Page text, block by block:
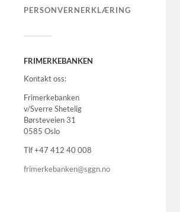
PERSONVERNERKLÆRING
FRIMERKEBANKEN
Kontakt oss:
Frimerkebanken
v/Sverre Shetelig
Børsteveien 31
0585 Oslo
Tlf +47 412 40 008
frimerkebanken@sggn.no